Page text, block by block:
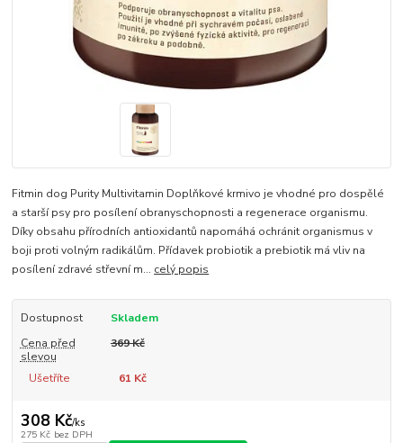
Fitmin dog Purity Multivitamin Doplňkové krmivo je vhodné pro dospělé
a starší psy pro posílení obranyschopnosti a regenerace organismu.
Díky obsahu přírodních antioxidantů napomáhá ochránit organismus v
boji proti volným radikálům. Přídavek probiotik a prebiotik má vliv na
posílení zdravé střevní m... celý popis
Dostupnost
Skladem
Cena před
slevou
369 Kč
Ušetříte 61 Kč
308 Kč/ks
275 Kč bez DPH